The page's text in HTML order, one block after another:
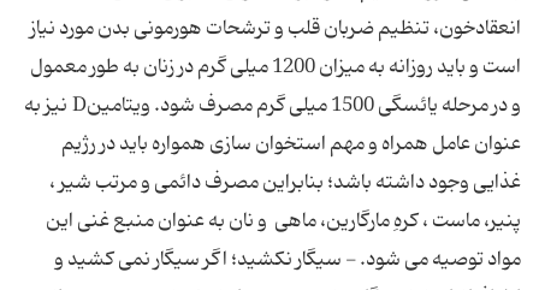
انعقادخون، تنظیم‌ ضربان‌ قلب‌ و ترشحات‌ هورمونی‌ بدن‌ مورد نیاز
است‌ و باید روزانه‌ به‌ میزان‌ 1200 میلی گرم‌ در زنان‌ به‌ طور معمول‌
و در مرحله‌ یائسگی‌ 1500 میلی گرم‌ مصرف‌ شود. ویتامینD نیز به‌
عنوان‌ عامل‌ همراه‌ و مهم‌ استخوان ‌سازی‌ همواره‌ باید در رژیم‌
غذایی‌ وجود داشته‌ باشد؛ بنابراین‌ مصرف‌ دائمی‌ و مرتب‌ شیر ،
پنیر، ماست ، كرهِ مارگارین، ماهی ‌ و نان‌ به‌ عنوان‌ منبع‌ غنی‌ این‌
مواد توصیه‌ می ‌شود. - سیگار نكشید؛ اگر سیگار نمی ‌كشید و